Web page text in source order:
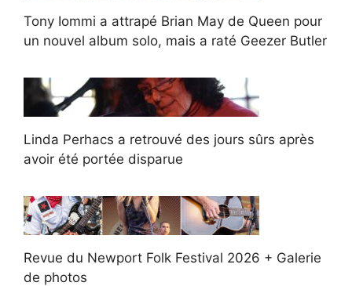
Tony Iommi a attrapé Brian May de Queen pour
un nouvel album solo, mais a raté Geezer Butler
Linda Perhacs a retrouvé des jours sûrs après
avoir été portée disparue
Revue du Newport Folk Festival 2026 + Galerie
de photos